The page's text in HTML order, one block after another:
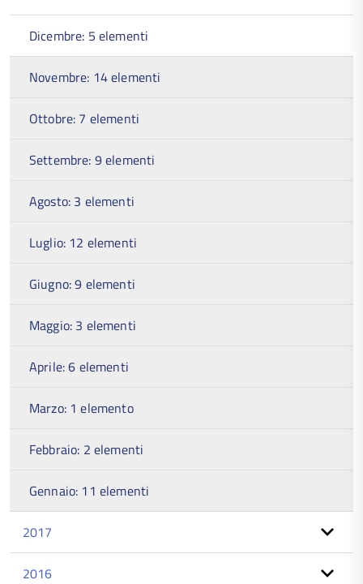
Dicembre: 5 elementi
Novembre: 14 elementi
Ottobre: 7 elementi
Settembre: 9 elementi
Agosto: 3 elementi
Luglio: 12 elementi
Giugno: 9 elementi
Maggio: 3 elementi
Aprile: 6 elementi
Marzo: 1 elemento
Febbraio: 2 elementi
Gennaio: 11 elementi
2017
2016